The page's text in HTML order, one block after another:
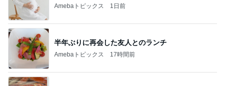
Amebaトピックス 1日前
半年ぶりに再会した友人とのランチ
Amebaトピックス 17時間前